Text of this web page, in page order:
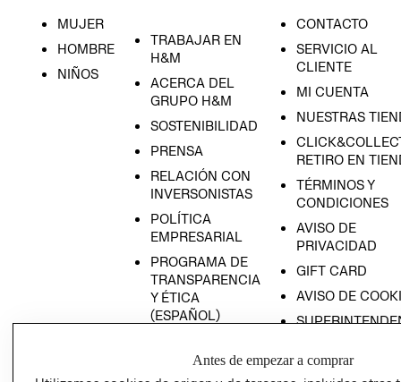
MUJER
HOMBRE
NIÑOS
TRABAJAR EN
H&M
ACERCA DEL
GRUPO H&M
SOSTENIBILIDAD
PRENSA
RELACIÓN CON
INVERSONISTAS
POLÍTICA
EMPRESARIAL
PROGRAMA DE
TRANSPARENCIA
Y ÉTICA
(ESPAÑOL)
TRANSPARENCIA
Y ÉTICA (INGLÉS)
CONTACTO
SERVICIO AL
CLIENTE
MI CUENTA
NUESTRAS
RETIRO EN
TÉRMINOS Y
CONDICIONES
AVISO DE
PRIVACIDAD
GIFT CARD
AVISO DE
COMERCIO - SIC
Antes de empezar a comprar